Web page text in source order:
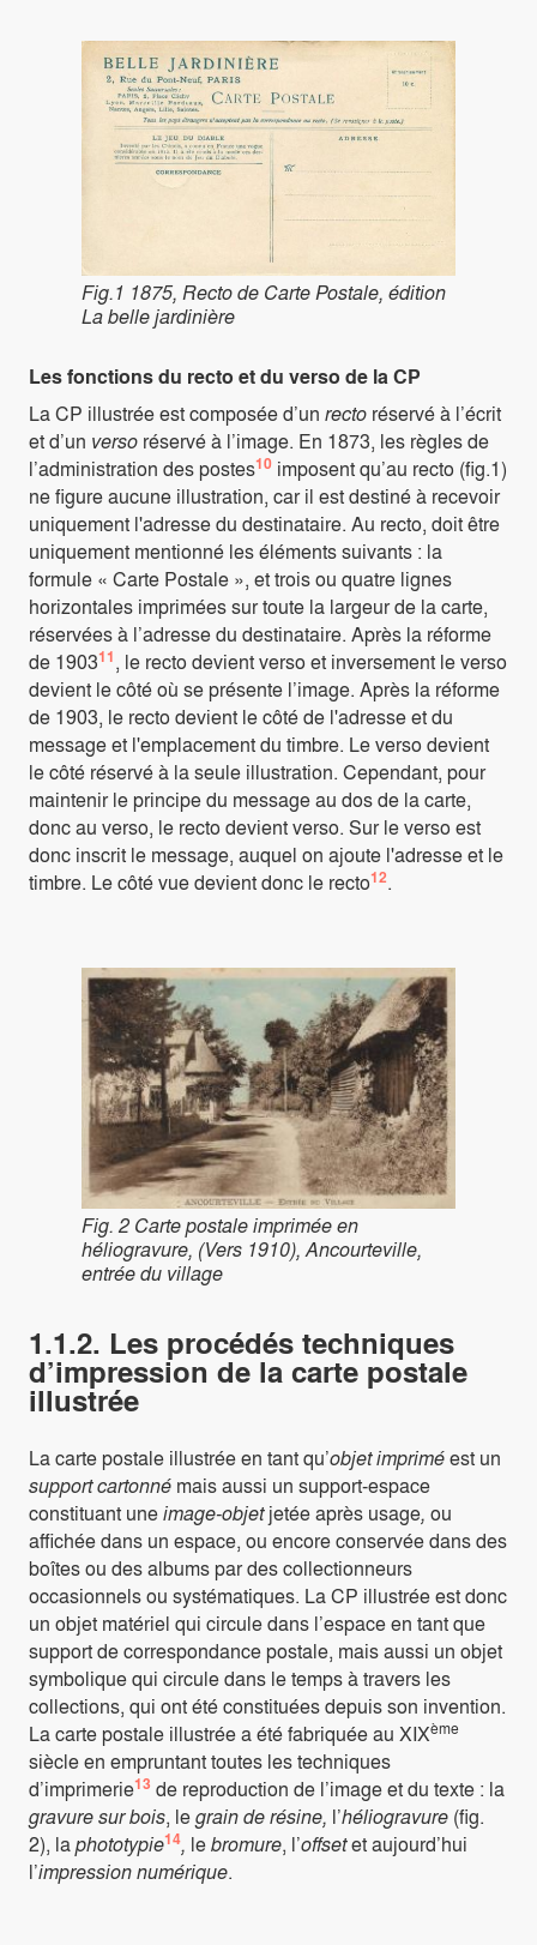
Fig.1 1875, Recto de Carte Postale, édition
La belle jardinière
Les fonctions du recto et du verso de la CP
La CP illustrée est composée d’un recto réservé à l’écrit
et d’un verso réservé à l’image. En 1873, les règles de
l’administration des postes10 imposent qu’au recto (fig.1)
ne figure aucune illustration, car il est destiné à recevoir
uniquement l'adresse du destinataire. Au recto, doit être
uniquement mentionné les éléments suivants : la
formule « Carte Postale », et trois ou quatre lignes
horizontales imprimées sur toute la largeur de la carte,
réservées à l’adresse du destinataire. Après la réforme
de 190311, le recto devient verso et inversement le verso
devient le côté où se présente l’image. Après la réforme
de 1903, le recto devient le côté de l'adresse et du
message et l'emplacement du timbre. Le verso devient
le côté réservé à la seule illustration. Cependant, pour
maintenir le principe du message au dos de la carte,
donc au verso, le recto devient verso. Sur le verso est
donc inscrit le message, auquel on ajoute l'adresse et le
timbre. Le côté vue devient donc le recto12.
Fig. 2 Carte postale imprimée en
héliogravure, (Vers 1910), Ancourteville,
entrée du village
1.1.2. Les procédés techniques
d’impression de la carte postale
illustrée
La carte postale illustrée en tant qu’objet impriméest un
support cartonné mais aussi un support-espace
constituant uneimage-objetjetée après usage, ou
affichée dans un espace, ou encore conservée dans des
boîtes ou des albums par des collectionneurs
occasionnels ou systématiques. La CP illustrée est donc
un objet matériel qui circule dans l’espace en tant que
support de correspondance postale, mais aussi un objet
symbolique qui circule dans le temps à travers les
collections, qui ont été constituées depuis son invention.
La carte postale illustrée a été fabriquée au XIXème
siècle en empruntant toutes les techniques
d’imprimerie13 de reproduction de l’image et du texte : la
gravure sur bois, legrain de résine, l’héliogravure (fig.
2), laphototypie14, lebromure, l’offsetet aujourd’hui
l’impression numérique.